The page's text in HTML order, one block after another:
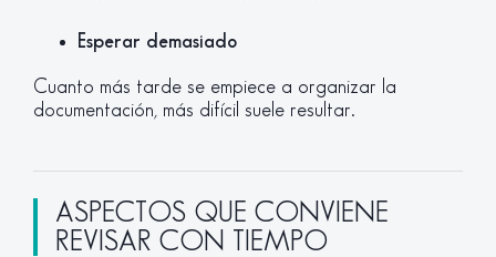
Esperar demasiado
Cuanto más tarde se empiece a organizar la
documentación, más difícil suele resultar.
ASPECTOS QUE CONVIENE
REVISAR CON TIEMPO